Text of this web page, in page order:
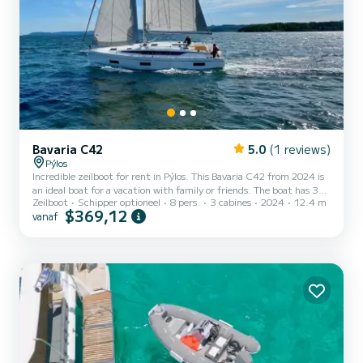
Bavaria C42 5.0 (1 reviews)
Pýlos
Incredible zeilboot for rent in Pýlos. This Bavaria C42 from 2024 is
an ideal boat for a vacation with family or friends. The boat has 3
cabins with all comfort and a capacity of 8 people. With an overall
length of 12 meters, it will be your best ally to spend an
Zeilboot Schipper optioneel 8 pers. 3 cabines 2024 12.4 m
vanaf $369,12